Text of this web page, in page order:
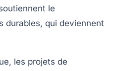
le
durables, qui deviennent
les projets de